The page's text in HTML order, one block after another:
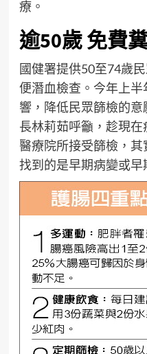
療。
逾50歲 免費
國健署提供50至74歲
便潛血檢查。今年上
響，降低民眾篩檢的
長林莉茹呼籲，趁現
醫療院所接受篩檢，
找到的是早期病變或早